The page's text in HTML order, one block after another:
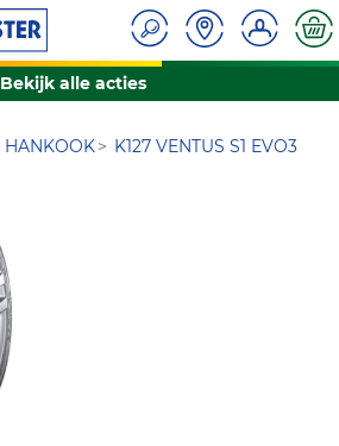
Bekijk alle acties
HANKOOK
K127 VENTUS S1 EVO3